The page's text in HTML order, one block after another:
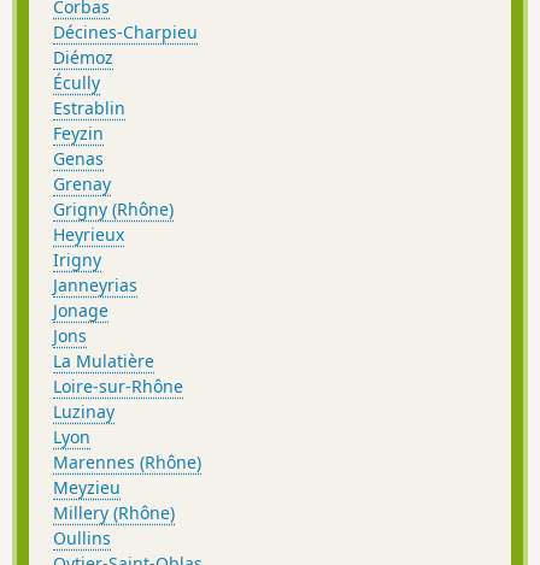
Corbas
Décines-Charpieu
Diémoz
Écully
Estrablin
Feyzin
Genas
Grenay
Grigny (Rhône)
Heyrieux
Irigny
Janneyrias
Jonage
Jons
La Mulatière
Loire-sur-Rhône
Luzinay
Lyon
Marennes (Rhône)
Meyzieu
Millery (Rhône)
Oullins